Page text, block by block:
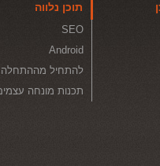
תוכן נלווה
SEO
Android
להתחיל מההתחלה
תכנות מונחה